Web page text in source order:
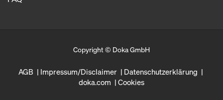
Copyright © Doka GmbH
AGB Impressum/Disclaimer
Datenschutzerklärung
doka.com
Cookies